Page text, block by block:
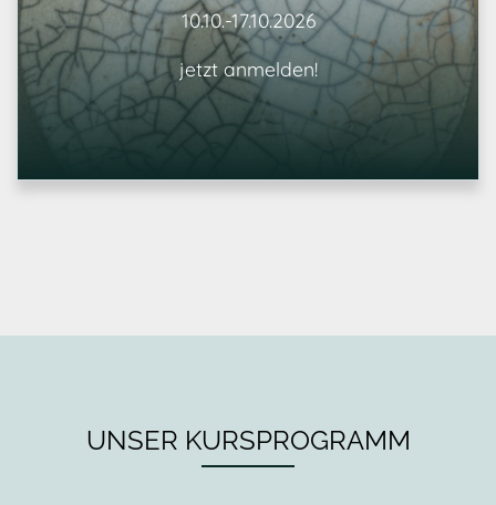
10.10.-17.10.2026
jetzt anmelden!
UNSER KURSPROGRAMM